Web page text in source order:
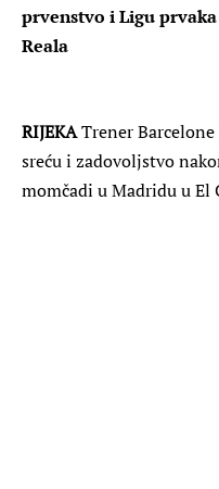
prvenstvo i Ligu
Reala
RIJEKATrener
sreću i zadovoljstvo
momčadi u Madridu u El